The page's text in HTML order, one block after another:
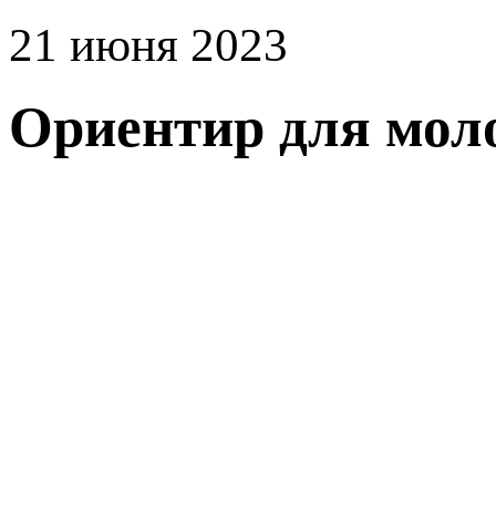
21 июня 2023
Ориентир для